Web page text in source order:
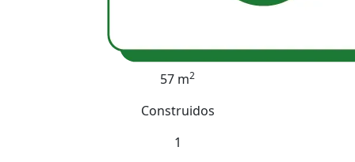
57 m2
Construidos
1